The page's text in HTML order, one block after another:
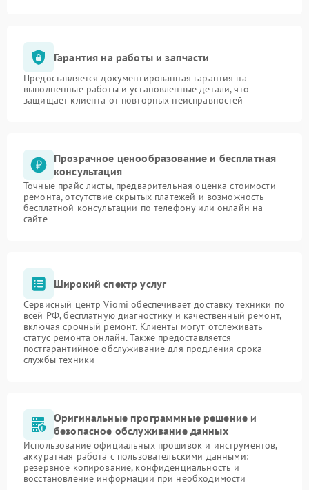
Гарантия на работы и запчасти
Предоставляется документированная гарантия на
выполненные работы и установленные детали, что
защищает клиента от повторных неисправностей
Прозрачное ценообразование и бесплатная
консультация
Точные прайс-листы, предварительная оценка стоимости
ремонта, отсутствие скрытых платежей и возможность
бесплатной консультации по телефону или онлайн на
сайте
Широкий спектр услуг
Сервисный центр Viomi обеспечивает доставку техники по
всей РФ, бесплатную диагностику и качественный ремонт,
включая срочный ремонт. Клиенты могут отслеживать
статус ремонта онлайн. Также предоставляется
постгарантийное обслуживание для продления срока
службы техники
Оригинальные программные решение и
безопасное обслуживание данных
Использование официальных прошивок и инструментов,
аккуратная работа с пользовательскими данными:
резервное копирование, конфиденциальность и
восстановление информации при необходимости